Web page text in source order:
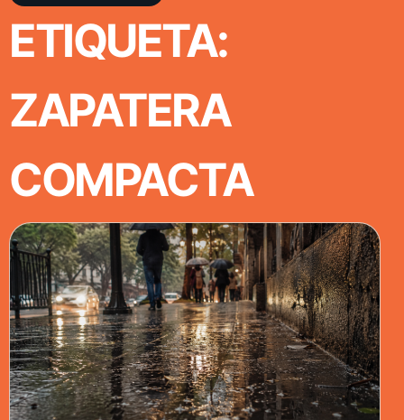
ETIQUETA:
ZAPATERA
COMPACTA